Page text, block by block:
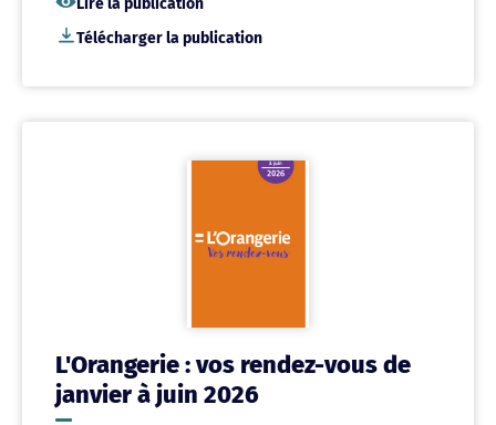
Lire la publication
Télécharger la publication
L'Orangerie : vos rendez-vous de
janvier à juin 2026